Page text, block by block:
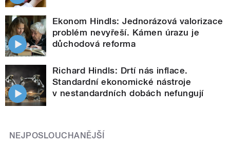
Ekonom Hindls: Jednorázová valorizace
problém nevyřeší. Kámen úrazu je
důchodová reforma
Richard Hindls: Drtí nás inflace.
Standardní ekonomické nástroje
v nestandardních dobách nefungují
NEJPOSLOUCHANĚJŠÍ